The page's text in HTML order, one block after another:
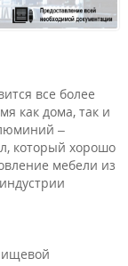
все более
как дома, так и
–
который хорошо
мебели из